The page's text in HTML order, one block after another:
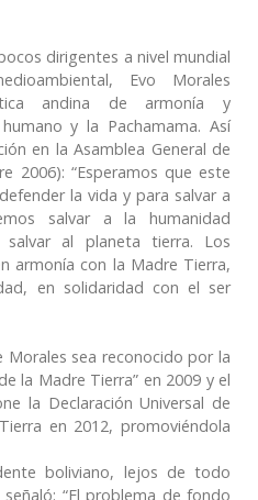
dirigentes a nivel mundial
Evo Morales
andina de armonía y
y la Pachamama. Así
en la Asamblea General de
2006): “Esperamos que este
la vida y para salvar a
salvar a la humanidad
al planeta tierra. Los
armonía con la Madre Tierra,
en solidaridad con el ser
Morales sea reconocido por la
la Madre Tierra” en 2009 y el
la Declaración Universal de
en 2012, promoviéndola
boliviano, lejos de todo
“El problema de fondo